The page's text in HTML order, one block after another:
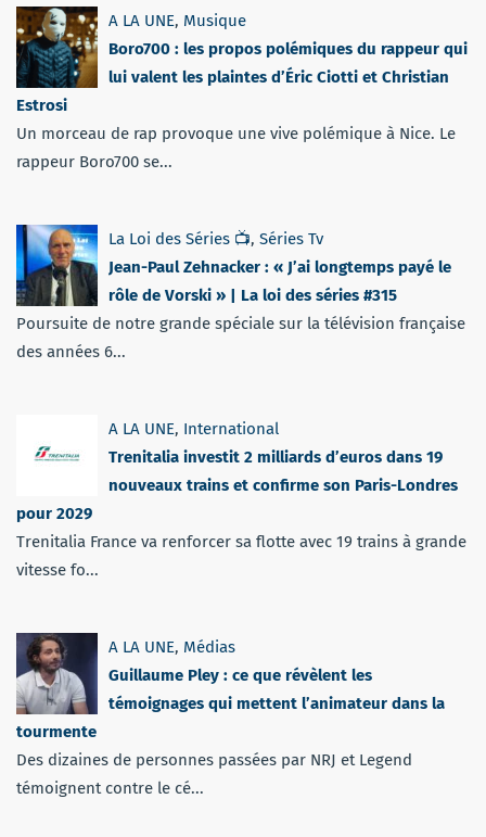
A LA UNE, Musique
Boro700 : les propos polémiques du rappeur qui
lui valent les plaintes d’Éric Ciotti et Christian
Estrosi
Un morceau de rap provoque une vive polémique à Nice. Le
rappeur Boro700 se...
La Loi des Séries 📺, Séries Tv
Jean-Paul Zehnacker : « J’ai longtemps payé le
rôle de Vorski » | La loi des séries #315
Poursuite de notre grande spéciale sur la télévision française
des années 6...
A LA UNE, International
Trenitalia investit 2 milliards d’euros dans 19
nouveaux trains et confirme son Paris-Londres
pour 2029
Trenitalia France va renforcer sa flotte avec 19 trains à grande
vitesse fo...
A LA UNE, Médias
Guillaume Pley : ce que révèlent les
témoignages qui mettent l’animateur dans la
tourmente
Des dizaines de personnes passées par NRJ et Legend
témoignent contre le cé...